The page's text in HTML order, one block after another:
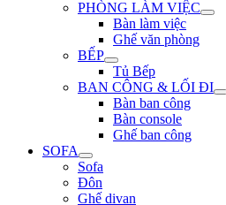
PHÒNG LÀM VIỆC
Bàn làm việc
Ghế văn phòng
BẾP
Tủ Bếp
BAN CÔNG & LỐI ĐI
Bàn ban công
Bàn console
Ghế ban công
SOFA
Sofa
Đôn
Ghế divan